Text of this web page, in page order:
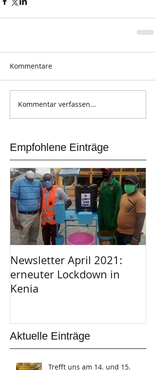
Kommentare
Kommentar verfassen...
Empfohlene Einträge
Newsletter April 2021:
erneuter Lockdown in
Kenia
Aktuelle Einträge
Trefft uns am 14. und 15.